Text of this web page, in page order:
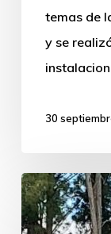
temas de
y se
30
Escuela
de